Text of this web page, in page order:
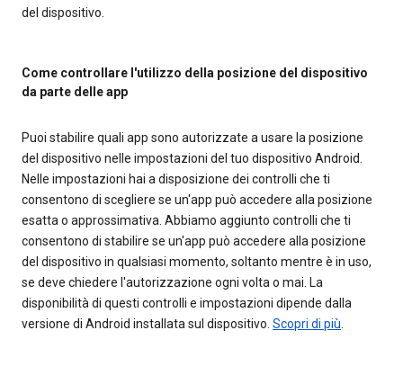
del dispositivo.
Come controllare l'utilizzo della posizione del dispositivo
da parte delle app
Puoi stabilire quali app sono autorizzate a usare la posizione
del dispositivo nelle impostazioni del tuo dispositivo Android.
Nelle impostazioni hai a disposizione dei controlli che ti
consentono di scegliere se un'app può accedere alla posizione
esatta o approssimativa. Abbiamo aggiunto controlli che ti
consentono di stabilire se un'app può accedere alla posizione
del dispositivo in qualsiasi momento, soltanto mentre è in uso,
se deve chiedere l'autorizzazione ogni volta o mai. La
disponibilità di questi controlli e impostazioni dipende dalla
versione di Android installata sul dispositivo. Scopri di più